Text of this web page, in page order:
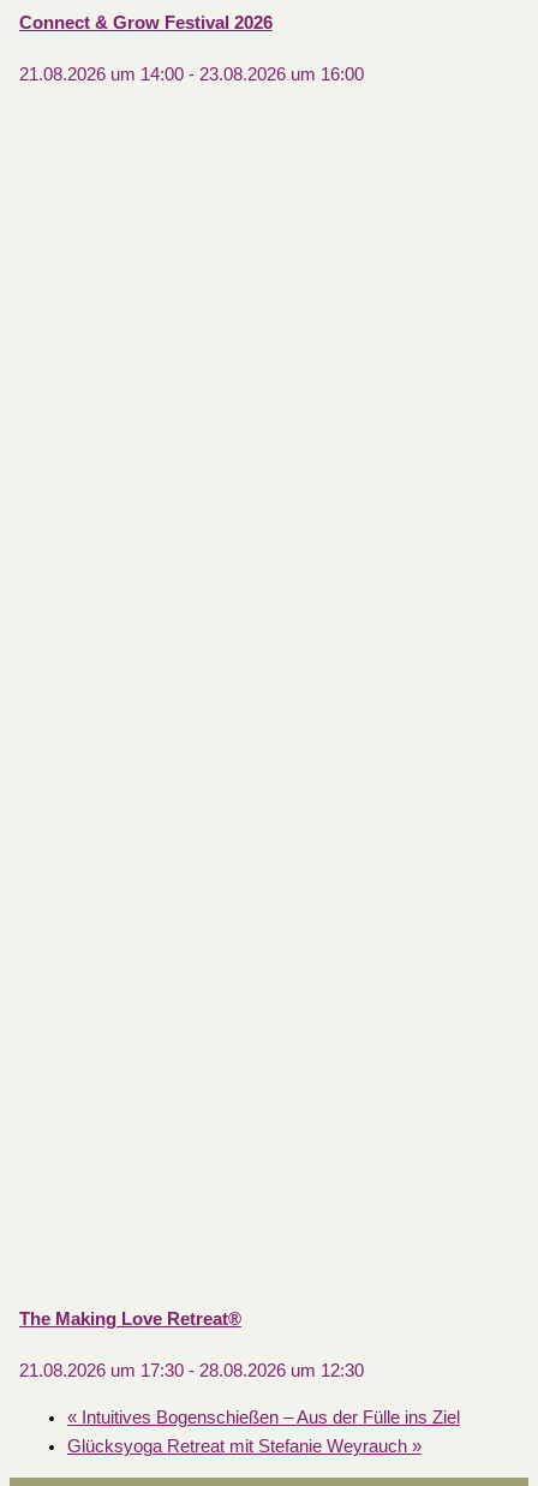
Connect & Grow Festival 2026
21.08.2026 um 14:00- 23.08.2026 um 16:00
The Making Love Retreat®
21.08.2026 um 17:30- 28.08.2026 um 12:30
«Intuitives Bogenschießen – Aus der Fülle ins Ziel
Glücksyoga Retreat mit Stefanie Weyrauch »